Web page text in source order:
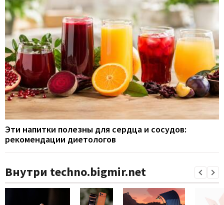
Эти напитки полезны для сердца и сосудов:
рекомендации диетологов
Внутри techno.bigmir.net